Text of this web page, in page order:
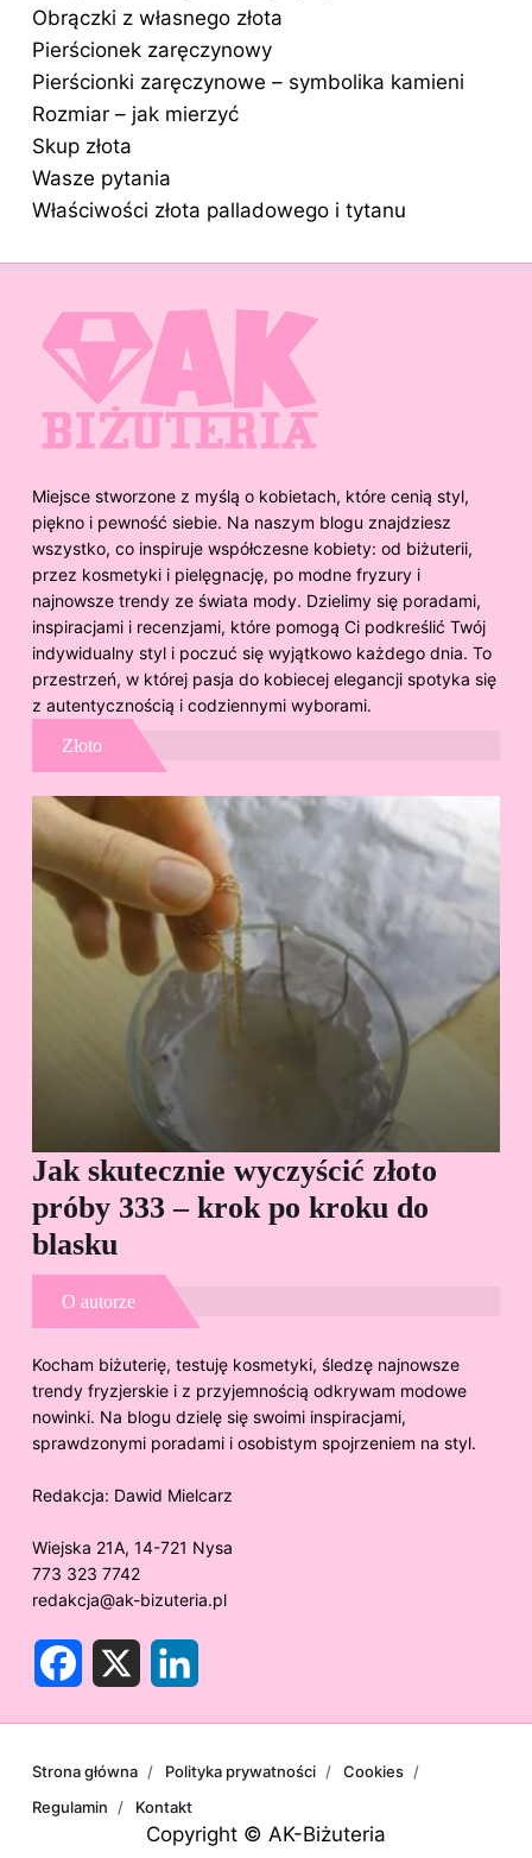
Obrączki z własnego złota
Pierścionek zaręczynowy
Pierścionki zaręczynowe – symbolika kamieni
Rozmiar – jak mierzyć
Skup złota
Wasze pytania
Właściwości złota palladowego i tytanu
Miejsce stworzone z myślą o kobietach, które cenią styl,
piękno i pewność siebie. Na naszym blogu znajdziesz
wszystko, co inspiruje współczesne kobiety: od biżuterii,
przez kosmetyki i pielęgnację, po modne fryzury i
najnowsze trendy ze świata mody. Dzielimy się poradami,
inspiracjami i recenzjami, które pomogą Ci podkreślić Twój
indywidualny styl i poczuć się wyjątkowo każdego dnia. To
przestrzeń, w której pasja do kobiecej elegancji spotyka się
z autentycznością i codziennymi wyborami.
Złoto
Jak skutecznie wyczyścić złoto
próby 333 – krok po kroku do
blasku
O autorze
Kocham biżuterię, testuję kosmetyki, śledzę najnowsze
trendy fryzjerskie i z przyjemnością odkrywam modowe
nowinki. Na blogu dzielę się swoimi inspiracjami,
sprawdzonymi poradami i osobistym spojrzeniem na styl.
Redakcja: Dawid Mielcarz
Wiejska 21A, 14-721 Nysa
773 323 7742
redakcja@ak-bizuteria.pl
b
k
e
n
Copyright © AK-Biżuteria
Strona główna Polityka prywatności
Cookies
Regulamin
Kontakt